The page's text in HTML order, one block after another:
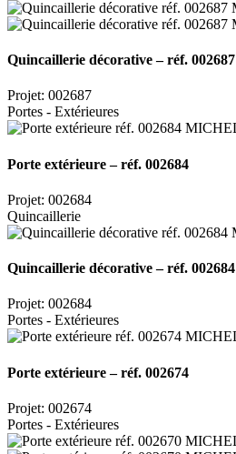
Quincaillerie décorative – réf. 002687
Projet: 002687
Portes - Extérieures
Porte extérieure – réf. 002684
Projet: 002684
Quincaillerie
Quincaillerie décorative – réf. 002684
Projet: 002684
Portes - Extérieures
Porte extérieure – réf. 002674
Projet: 002674
Portes - Extérieures